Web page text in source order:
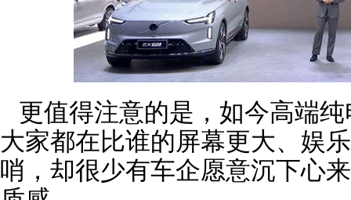
更值得注意的是，如今高端
大家都在比谁的屏幕更大、娱
哨，却很少有车企愿意沉下心